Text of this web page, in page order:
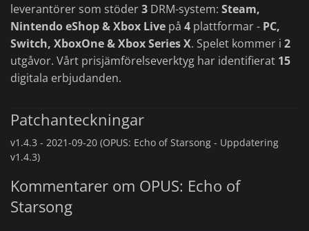
leverantörer som stöder3 DRM-system: Steam,
Nintendo eShop & Xbox Live på 4 plattformar - PC,
Switch, XboxOne & Xbox Series X. Spelet kommer i 2
utgåvor. Vårt prisjämförelseverktyg har identifierat 15
digitala erbjudanden.
Patchanteckningar
v1.4.3 - 2021-09-20 (OPUS: Echo of Starsong - Uppdatering
v1.4.3)
Kommentarer om OPUS: Echo of
Starsong